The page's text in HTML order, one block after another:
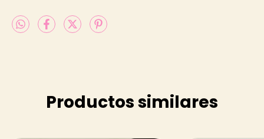
Productos similares